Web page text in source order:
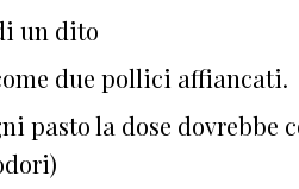
un dito
due pollici affiancati.
pasto la dose